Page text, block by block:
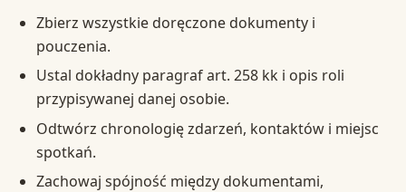
Zbierz wszystkie doręczone dokumenty i
pouczenia.
Ustal dokładny paragraf art. 258 kk i opis roli
przypisywanej danej osobie.
Odtwórz chronologię zdarzeń, kontaktów i miejsc
spotkań.
Zachowaj spójność między dokumentami,